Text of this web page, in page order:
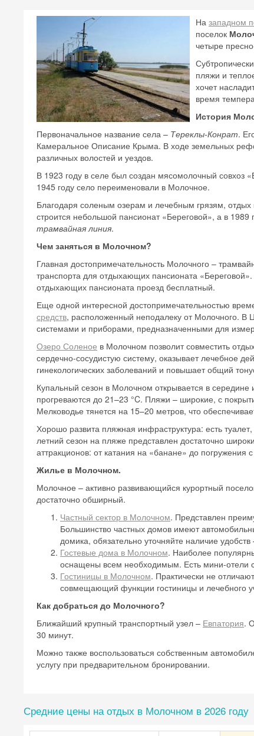
На западном
поселок
четыре
пляжи и
хочет
время
История
Первоначальное название села – Тереклы-Конрат.
Камеральное Описание Крыма. В ходе земельных
различных волостей и уездов.
В 1923 году в селе был создан мясомолочный совхоз
1945 году село переименовали в Молочное.
Благодаря соленым озерам и лечебным грязям,
строится небольшой пансионат «Береговой», а в 1989
трамвайная линия.
Чем заняться в Молочном?
Главная достопримечательность Молочного –
транспорта для отдыхающих пансионата
отдыхающих пансионата проезд бесплатный.
Еще одной интересной достопримечательностью
средств, расположенный неподалеку от Молочного. В
системами и приборами, предназначенными для
Озеро Соленое в Молочном позволит совместить
сердечно-сосудистую систему, оказывает лечебное
гинекологических заболеваний и повышает общий
Купальный сезон в Молочном открывается в
прогреваются до 21–23 °C. Пляжи – широкие, с
Мелководье тянется на 15–20 метров, что
Хорошо развита пляжная инфраструктура: есть
летний сезон на пляже представлен достаточно
аттракционов: от катания на «банане» до погружения
Жилье в Молочном.
Молочное – активно развивающийся курортный
достаточно обширный.
Частный сектор в Молочном. Представлен
Большинство частных домов имеют
домика, обязательно уточняйте наличие
Гостевые дома в Молочном. Наиболее
оснащены всем необходимым. Есть мини-отели
Гостиницы в Молочном. Практически не
совмещающий функции гостиницы и лечебного
Как добраться до Молочного?
Ближайший крупный транспортный узел – Евпатория.
30 минут.
Можно также воспользоваться собственным
услугу при предварительном бронировании.
Средние цены на отдых в Молочном в 2026 году